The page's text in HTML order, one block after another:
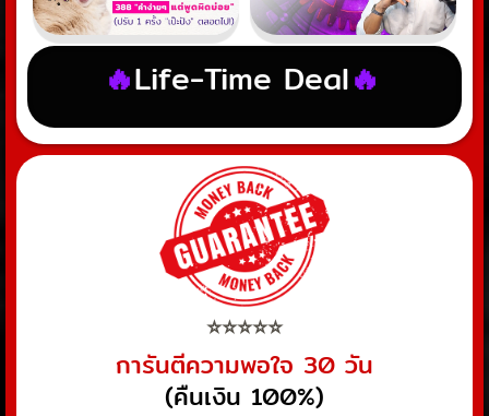
🔥Life-Time Deal🔥
⭐️⭐️⭐️⭐️⭐️
การันตีความพอใจ 30 วัน
(คืนเงิน 100%)